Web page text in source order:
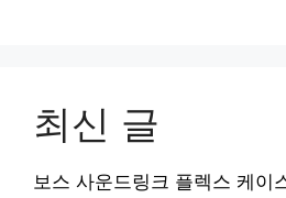
최신 글
보스 사운드링크 플렉스 케이